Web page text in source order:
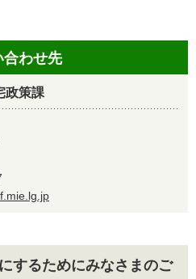
合わせ先
策課
するためにみなさまのご